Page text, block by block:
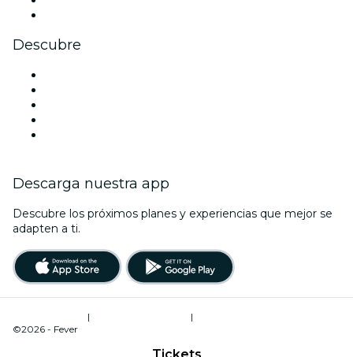
Descubre
Descarga nuestra app
Descubre los próximos planes y experiencias que mejor se
adapten a ti.
| |
©2026 - Fever